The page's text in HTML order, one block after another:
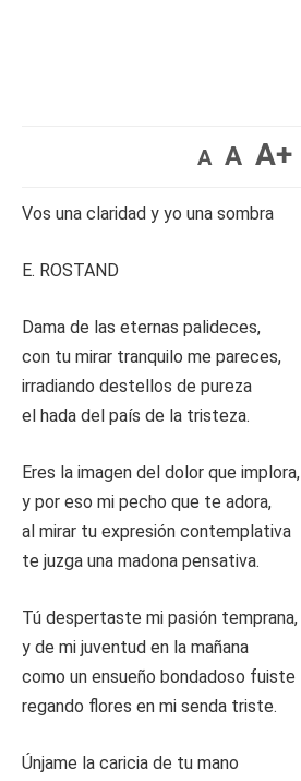
A A A+
Vos una claridad y yo una sombra
E. ROSTAND
Dama de las eternas palideces,
con tu mirar tranquilo me pareces,
irradiando destellos de pureza
el hada del país de la tristeza.
Eres la imagen del dolor que implora,
y por eso mi pecho que te adora,
al mirar tu expresión contemplativa
te juzga una madona pensativa.
Tú despertaste mi pasión temprana,
y de mi juventud en la mañana
como un ensueño bondadoso fuiste
regando flores en mi senda triste.
Únjame la caricia de tu mano